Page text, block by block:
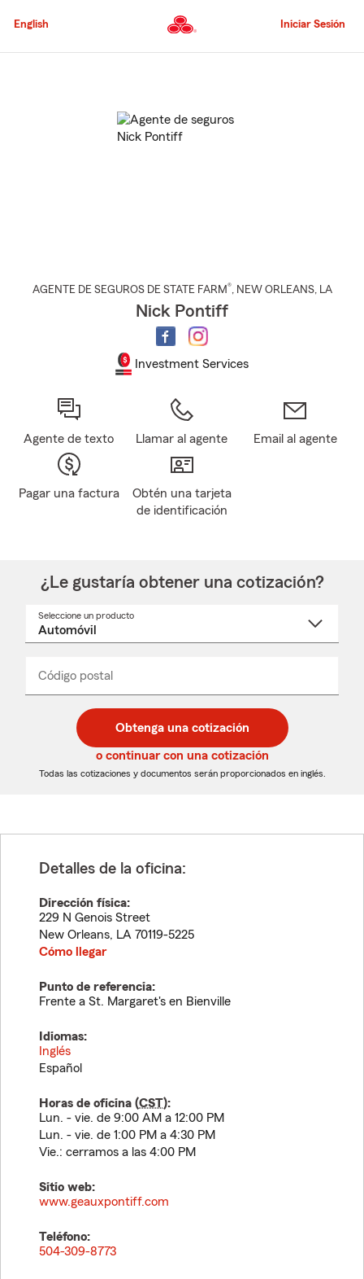
al
principal
English Iniciar Sesión
AGENTE DE SEGUROS DE STATE FARM®, NEW ORLEANS, LA
Nick Pontiff
Investment Services
Agente de texto Llamar al agente Email al agente
Pagar una factura
Obtén una tarjeta
de identificación
¿Le gustaría obtener una cotización?
Seleccione un producto
desplegable
Código postal
de
5
dígitos
de
5
dígitos
_____
Obtenga una cotización
o continuar con una cotización
Todas las cotizaciones y documentos serán proporcionados en inglés.
Detalles de la oficina:
Dirección física:
229 N Genois Street
New Orleans, LA 70119-5225
Cómo llegar
Punto de referencia:
Frente a St. Margaret's en Bienville
Idiomas:
Inglés
Español
Horas de oficina (CST):
Lun. - vie. de 9:00 AM a 12:00 PM
Lun. - vie. de 1:00 PM a 4:30 PM
Vie.: cerramos a las 4:00 PM
Sitio web:
www.geauxpontiff.com
Teléfono:
504-309-8773